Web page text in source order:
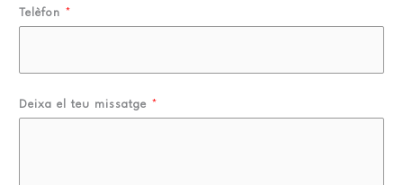
s
Telèfon *
Deixa el teu missatge *